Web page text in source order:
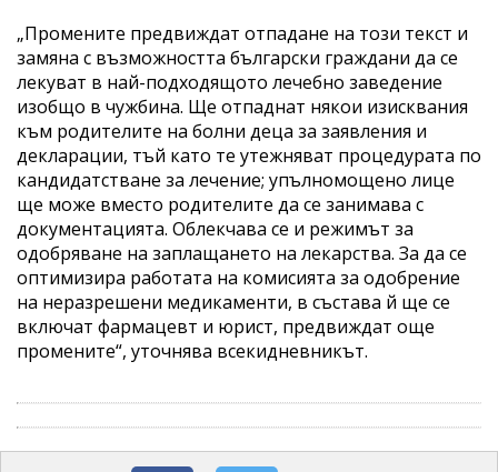
„Промените предвиждат отпадане на този текст и
замяна с възможността български граждани да се
лекуват в най-подходящото лечебно заведение
изобщо в чужбина. Ще отпаднат някои изисквания
към родителите на болни деца за заявления и
декларации, тъй като те утежняват процедурата по
кандидатстване за лечение; упълномощено лице
ще може вместо родителите да се занимава с
документацията. Облекчава се и режимът за
одобряване на заплащането на лекарства. За да се
оптимизира работата на комисията за одобрение
на неразрешени медикаменти, в състава й ще се
включат фармацевт и юрист, предвиждат още
промените“, уточнява всекидневникът.